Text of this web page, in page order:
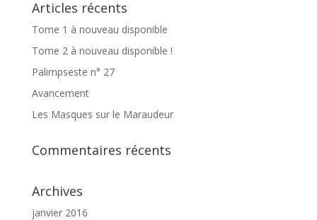
Articles récents
Tome 1 à nouveau disponible
Tome 2 à nouveau disponible !
Palimpseste n° 27
Avancement
Les Masques sur le Maraudeur
Commentaires récents
Archives
janvier 2016